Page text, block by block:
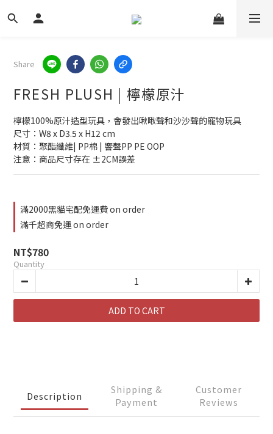
Share
FRESH PLUSH | 檸檬原汁
檸檬100%原汁造型玩具，會發出啾啾聲和沙沙聲的寵物玩具
尺寸：W8 x D3.5 x H12 cm
材質：聚酯纖維| PP棉 | 響聲PP PE OOP
注意：商品尺寸存在 ±2CM誤差
滿2000黑貓宅配免運費 on order
滿千超商免運 on order
NT$780
Quantity
ADD TO CART
Description
Shipping &
Payment
Customer
Reviews